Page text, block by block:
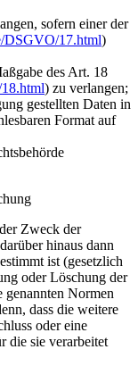
sofern einer der
DSGVO/17.html)
des Art. 18
) zu verlangen;
gestellten Daten in
Format auf
Zweck der
hinaus dann
ist (gesetzlich
oder Löschung der
genannten Normen
dass die weitere
oder eine
die sie verarbeitet